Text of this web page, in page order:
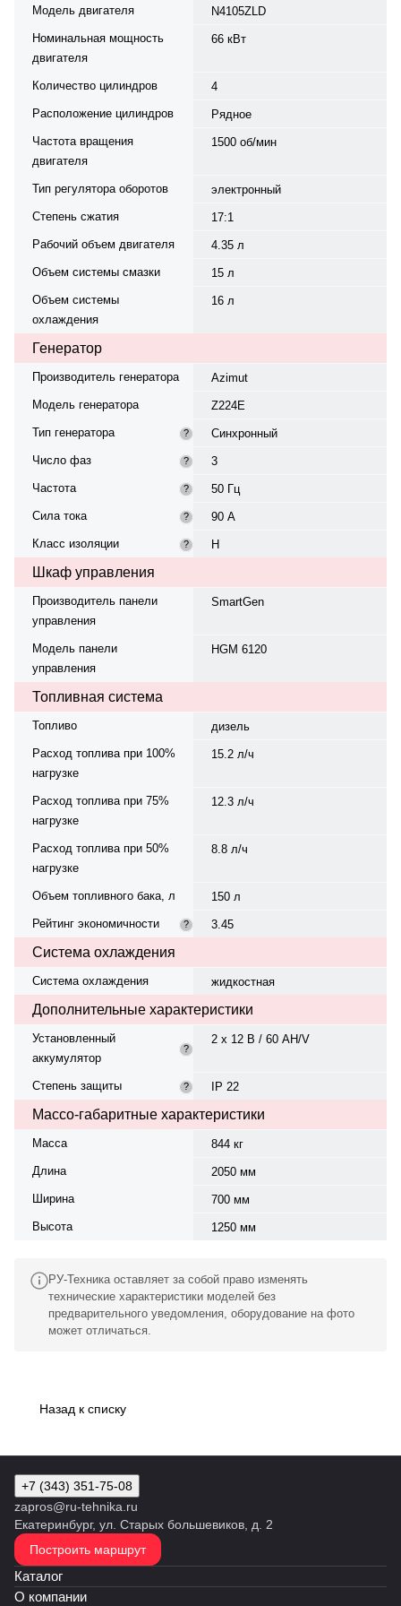
Модель двигателя
N4105ZLD
Номинальная мощность
двигателя
66 кВт
Количество цилиндров
4
Расположение цилиндров
Рядное
Частота вращения
двигателя
1500 об/мин
Тип регулятора оборотов
электронный
Степень сжатия
17:1
Рабочий объем двигателя
4.35 л
Объем системы смазки
15 л
Объем системы
охлаждения
16 л
Генератор
Производитель генератора
Azimut
Модель генератора
Z224E
Тип генератора
?
Синхронный
Число фаз
?
3
Частота
?
50 Гц
Сила тока
?
90 А
Класс изоляции
? H
Шкаф управления
Производитель панели
управления
SmartGen
Модель панели
управления
HGM 6120
Топливная система
Топливо
дизель
Расход топлива при 100%
нагрузке
15.2 л/ч
Расход топлива при 75%
нагрузке
12.3 л/ч
Расход топлива при 50%
нагрузке
8.8 л/ч
Объем топливного бака, л
150 л
Рейтинг экономичности
? 3.45
Система охлаждения
Система охлаждения жидкостная
Дополнительные характеристики
Установленный
аккумулятор
?
2 х 12 В / 60 AH/V
Степень защиты ? IP 22
Массо-габаритные характеристики
Масса
844 кг
Длина
2050 мм
Ширина
700 мм
Высота
1250 мм
РУ-Техника оставляет за собой право изменять
технические характеристики моделей без
предварительного уведомления, оборудование на фото
может отличаться.
Назад к списку
+7 (343) 351-75-08
zapros@ru-tehnika.ru
Екатеринбург, ул. Старых большевиков, д. 2
Построить маршрут
Каталог
О компании